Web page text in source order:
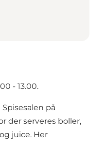
- 13.00.
på
der serveres boller,
juice. Her